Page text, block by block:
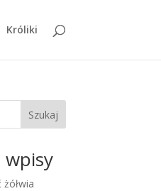
Króliki
Szukaj
żółwia